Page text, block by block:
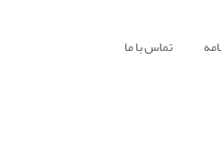
تماس با ما